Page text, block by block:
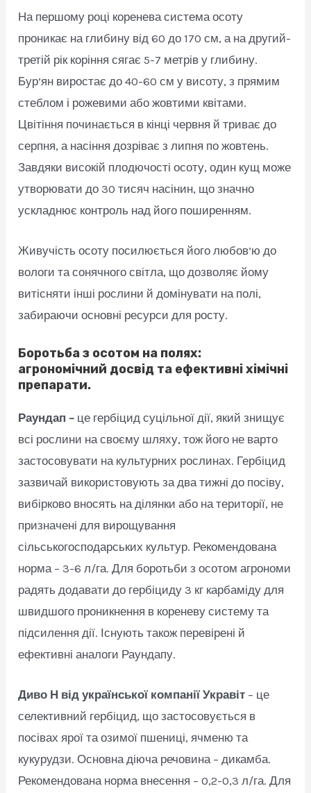
На першому році коренева система осоту
проникає на глибину від 60 до 170 см, а на другий-
третій рік коріння сягає 5-7 метрів у глибину.
Бур’ян виростає до 40-60 см у висоту, з прямим
стеблом і рожевими або жовтими квітами.
Цвітіння починається в кінці червня й триває до
серпня, а насіння дозріває з липня по жовтень.
Завдяки високій плодючості осоту, один кущ може
утворювати до 30 тисяч насінин, що значно
ускладнює контроль над його поширенням.
Живучість осоту посилюється його любов’ю до
вологи та сонячного світла, що дозволяє йому
витісняти інші рослини й домінувати на полі,
забираючи основні ресурси для росту.
Боротьба з осотом на полях:
агрономічний досвід та ефективні хімічні
препарати.
Раундап – це гербіцид суцільної дії, який знищує
всі рослини на своєму шляху, тож його не варто
застосовувати на культурних рослинах. Гербіцид
зазвичай використовують за два тижні до посіву,
вибірково вносять на ділянки або на території, не
призначені для вирощування
сільськогосподарських культур. Рекомендована
норма – 3-6 л/га. Для боротьби з осотом агрономи
радять додавати до гербіциду 3 кг карбаміду для
швидшого проникнення в кореневу систему та
підсилення дії. Існують також перевірені й
ефективні аналоги Раундапу.
Диво Н від української компанії Укравіт – це
селективний гербіцид, що застосовується в
посівах ярої та озимої пшениці, ячменю та
кукурудзи. Основна діюча речовина – дикамба.
Рекомендована норма внесення – 0,2-0,3 л/га. Для